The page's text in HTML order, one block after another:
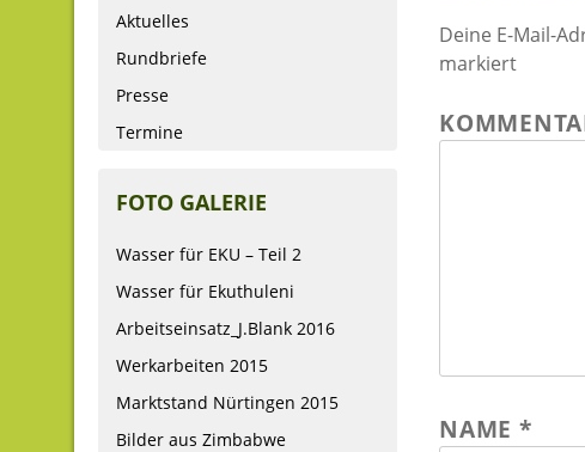
Aktuelles
Rundbriefe
Presse
Termine
FOTO GALERIE
Wasser für EKU – Teil 2
Wasser für Ekuthuleni
Arbeitseinsatz_J.Blank 2016
Werkarbeiten 2015
Marktstand Nürtingen 2015
Bilder aus Zimbabwe
Deine E-Mail-
markiert
NAME *